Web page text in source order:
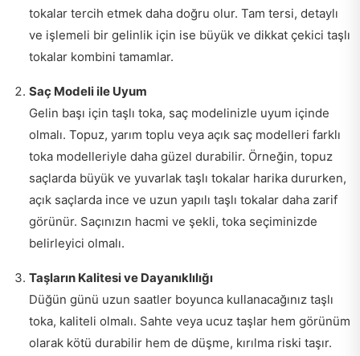
tokalar tercih etmek daha doğru olur. Tam tersi, detaylı
ve işlemeli bir gelinlik için ise büyük ve dikkat çekici taşlı
tokalar kombini tamamlar.
Saç Modeli ile Uyum
Gelin başı için taşlı toka, saç modelinizle uyum içinde
olmalı. Topuz, yarım toplu veya açık saç modelleri farklı
toka modelleriyle daha güzel durabilir. Örneğin, topuz
saçlarda büyük ve yuvarlak taşlı tokalar harika dururken,
açık saçlarda ince ve uzun yapılı taşlı tokalar daha zarif
görünür. Saçınızın hacmi ve şekli, toka seçiminizde
belirleyici olmalı.
Taşların Kalitesi ve Dayanıklılığı
Düğün günü uzun saatler boyunca kullanacağınız taşlı
toka, kaliteli olmalı. Sahte veya ucuz taşlar hem görünüm
olarak kötü durabilir hem de düşme, kırılma riski taşır.